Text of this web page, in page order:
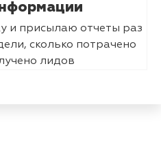
и присылаю отчеты раз
сколько потрачено
лидов